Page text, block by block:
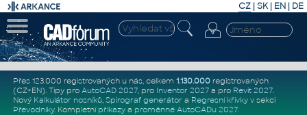
CZ | SK| EN | DE
Přes 123.000 registrovaných u nás, celkem 1.130.000registrovaných
(CZ+EN). Tipy pro AutoCAD 2027, pro Inventor 2027a pro Revit 2027.
Nový Kalkulátor nosníků, Spirograf generátor a Regresní křivkyv sekci
Převodníky. Kompletní příkazya proměnné AutoCADu 2027.